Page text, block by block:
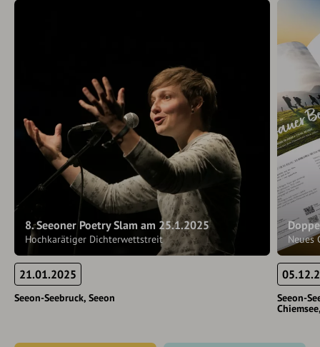
8. Seeoner Poetry Slam am 25.1.2025
Hochkarätiger Dichterwettstreit
21.01.2025
Seeon-Seebruck Seeon
Neues
Seeon-
Chiemsee